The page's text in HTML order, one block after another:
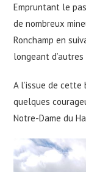
Empruntant le
de nombreux
Ronchamp en
longeant
A l’issue de
quelques
Notre-Dame du